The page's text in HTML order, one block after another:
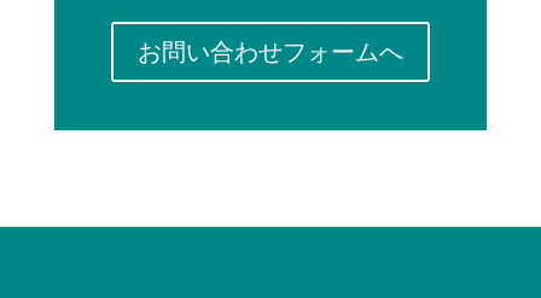
お問い合わせフォームへ